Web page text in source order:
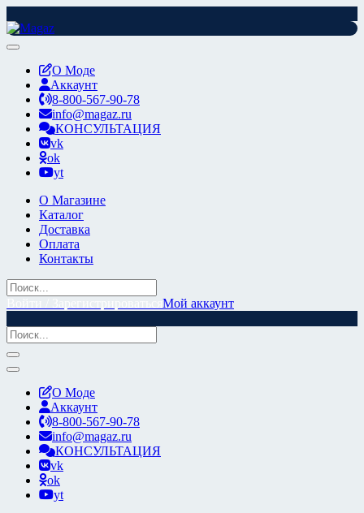
Перейти
к
О Моде
Аккаунт
8-800-567-90-78
info@magaz.ru
КОНСУЛЬТАЦИЯ
vk
ok
yt
О Магазине
Каталог
Доставка
Оплата
Контакты
Мой аккаунт
О Моде
Аккаунт
8-800-567-90-78
info@magaz.ru
КОНСУЛЬТАЦИЯ
vk
ok
yt